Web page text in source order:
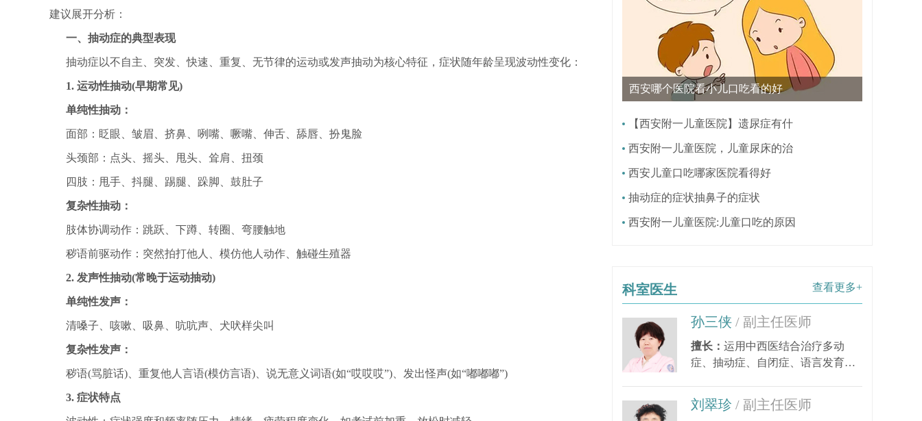
建议展开分析：
一、抽动症的典型表现
抽动症以不自主、突发、快速、重复、无节律的运动或发声抽动为核心特征，症状随年龄呈现波动性变化：
1. 运动性抽动(早期常见)
单纯性抽动：
面部：眨眼、皱眉、挤鼻、咧嘴、噘嘴、伸舌、舔唇、扮鬼脸
头颈部：点头、摇头、甩头、耸肩、扭颈
四肢：甩手、抖腿、踢腿、跺脚、鼓肚子
复杂性抽动：
肢体协调动作：跳跃、下蹲、转圈、弯腰触地
秽语前驱动作：突然拍打他人、模仿他人动作、触碰生殖器
2. 发声性抽动(常晚于运动抽动)
单纯性发声：
清嗓子、咳嗽、吸鼻、吭吭声、犬吠样尖叫
复杂性发声：
秽语(骂脏话)、重复他人言语(模仿言语)、说无意义词语(如“哎哎哎”)、发出怪声(如“嘟嘟嘟”)
3. 症状特点
西安哪个医院看小儿口吃看的好
【西安附一儿童医院】遗尿症有什
西安附一儿童医院，儿童尿床的治
西安儿童口吃哪家医院看得好
抽动症的症状抽鼻子的症状
西安附一儿童医院:儿童口吃的原因
查看更多+
科室医生
孙三侠 / 副主任医师
擅长： 运用中西医结合治疗多动
症、抽动症、自闭症、语言发育迟
刘翠珍 / 副主任医师